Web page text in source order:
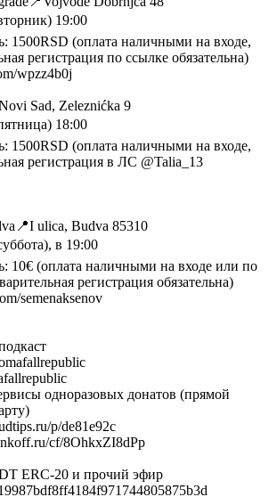
19:00
1500RSD (оплата наличными на входе,
регистрация по ссылке обязательна)
wpzz4b0j
Sad, Zeleznićka 9
18:00
1500RSD (оплата наличными на входе,
регистрация в ЛС @Talia_13
ulica, Budva 85310
в 19:00
10€ (оплата наличными на входе или по
регистрация обязательна)
semenaksenov
одноразовых донатов (прямой
p/de81e92c
cf/8OhkxZI8dPp
ERC-20 и прочий эфир